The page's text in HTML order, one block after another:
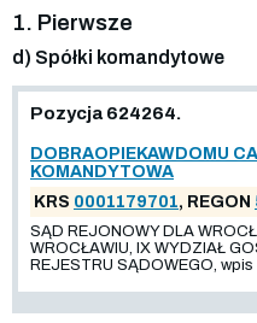
1. Pierwsze
d) Spółki komandytowe
Pozycja 624264.
DOBRAOPIEKAWDOMU
KOMANDYTOWA
KRS 0001179701, REGON
SĄD REJONOWY DLA
WROCŁAWIU, IX WYDZIAŁ
REJESTRU SĄDOWEGO,